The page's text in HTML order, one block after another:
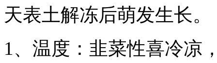
天表土解冻后萌发生长。
1、温度：韭菜性喜冷凉